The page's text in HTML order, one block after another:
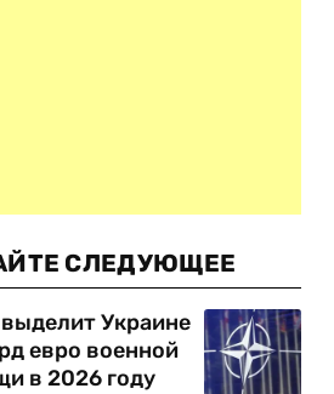
СЛЕДУЮЩЕЕ
Украине
евро военной
в 2026 году